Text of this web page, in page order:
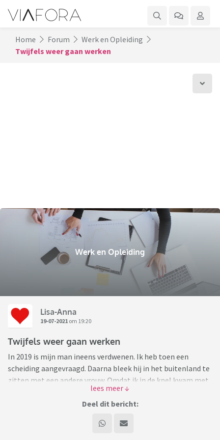
Home Forum
Werk en Opleiding
Twijfels weer gaan werken
Werk en Opleiding
Lisa-Anna
19-07-2021 om 19:20
Twijfels weer gaan werken
In 2019 is mijn man ineens verdwenen. Ik heb toen een
scheiding aangevraagd. Daarna bleek hij in het buitenland te
zitten met een andere vrouw. Omdat ik in de knel kwam met
de zorg voor onze twee kinderen en de huur niet meer kon
betalen, ben ik met wederzijds goedvinden met mijn
gewend aan de nieuwe situatie is mijn voormalig werkgever
Deel dit bericht: